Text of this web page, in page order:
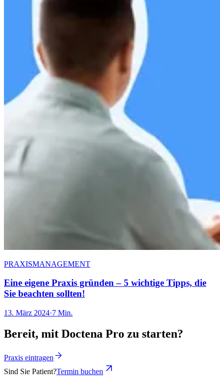
PRAXISMANAGEMENT
Eine eigene Praxis gründen – 5 wichtige Tipps, die
Sie beachten sollten!
13. März 2024·7 Min.
Bereit, mit Doctena Pro zu starten?
Praxis eintragen
Sind Sie Patient?Termin buchen